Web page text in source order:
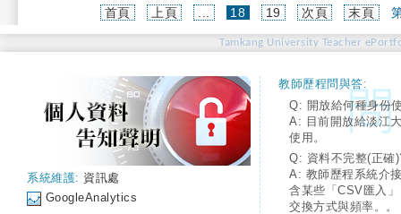
首頁 上頁 18(current)
19 次頁 末頁
Tamkang University Teacher
系統維護: 資訊處
GoogleAnalytics
教師歷程問與答:
Q: 開放給何種身份
A: 目前開放給淡江
使用。
Q: 資料不完整(正確
A: 教師歷程系統介
含某些「CSV匯入
交換方式與頻率。。